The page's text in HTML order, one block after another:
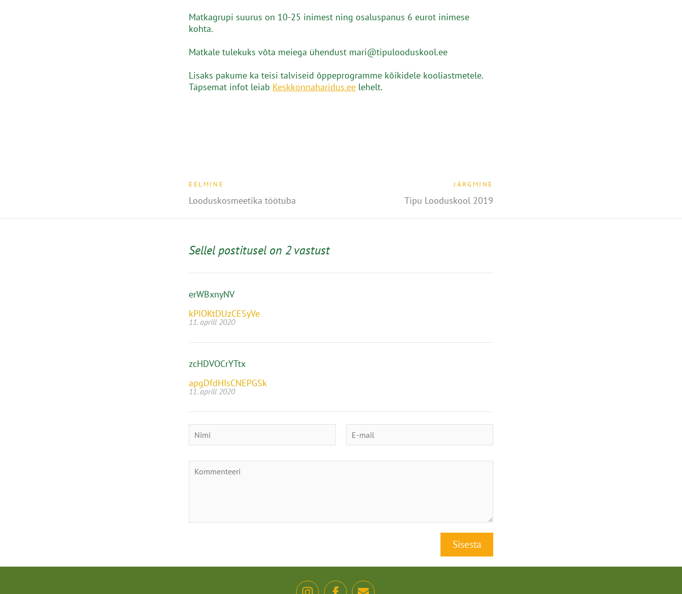
Matkagrupi suurus on 10-25 inimest ning osaluspanus 6 eurot inimese
kohta.
Matkale tulekuks võta meiega ühendust mari@tipulooduskool.ee
Lisaks pakume ka teisi talviseid õppeprogramme kõikidele kooliastmetele.
Täpsemat infot leiab Keskkonnaharidus.ee lehelt.
EELMINE
Looduskosmeetika töötuba
JÄRGMINE
Tipu Looduskool 2019
Sellel postitusel on 2 vastust
erWBxnyNV
kPIOKtDUzCESyVe
11. aprill 2020
zcHDVOCrYTtx
apgDfdHIsCNEPGSk
11. aprill 2020